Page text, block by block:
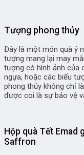
Tượng phong thủy
Đây là một món quà ý
tượng mang lại may
tượng có hình ảnh của
ngựa, hoặc các biểu
phong thủy không chỉ
được coi là sự bảo vệ
Hộp quà Tết Emad
Saffron